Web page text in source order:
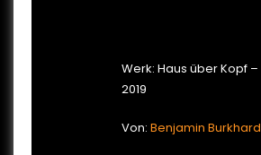
Werk: Haus über Kopf –
2019
Von: Benjamin Burkhard